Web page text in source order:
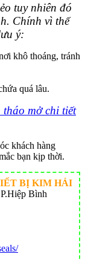
tuy nhiên đó
Chính vì thế
ý:
khô thoáng, tránh
quá lâu.
mở chi tiết
khách hàng
bạn kịp thời.
BỊ KIM HẢI
Bình